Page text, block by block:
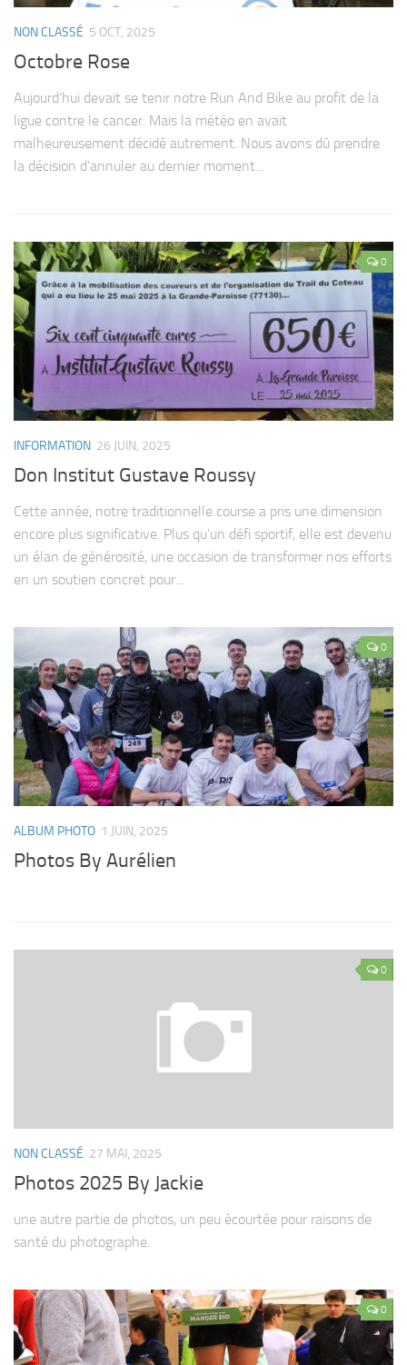
NON CLASSÉ 5 OCT, 2025
Octobre Rose
Aujourd’hui devait se tenir notre Run And Bike au profit de la
ligue contre le cancer. Mais la météo en avait
malheureusement décidé autrement. Nous avons dû prendre
la décision d’annuler au dernier moment...
0
INFORMATION 26 JUIN, 2025
Don Institut Gustave Roussy
Cette année, notre traditionnelle course a pris une dimension
encore plus significative. Plus qu’un défi sportif, elle est devenu
un élan de générosité, une occasion de transformer nos efforts
en un soutien concret pour...
0
ALBUM PHOTO 1 JUIN, 2025
Photos By Aurélien
0
NON CLASSÉ 27 MAI, 2025
Photos 2025 By Jackie
une autre partie de photos, un peu écourtée pour raisons de
santé du photographe.
0